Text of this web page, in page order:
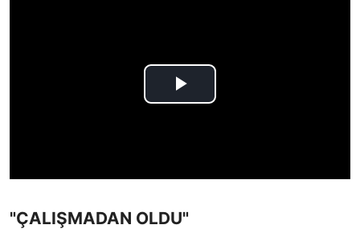
"ÇALIŞMADAN OLDU"